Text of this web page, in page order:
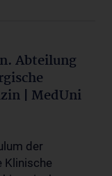
Abteilung
| MedUni
der
Klinische